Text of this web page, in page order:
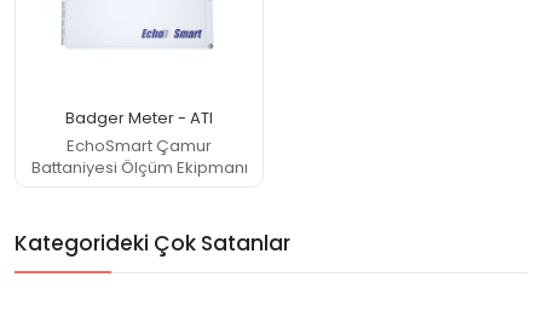
Ölçüm Cihazları
Atmosferi Test Cihazları
Badger Meter - ATI
EchoSmart Çamur
Battaniyesi Ölçüm Ekipmanı
Kategorideki Çok Satanlar